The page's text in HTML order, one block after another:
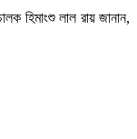
হিমাংশু লাল রায় জানান,